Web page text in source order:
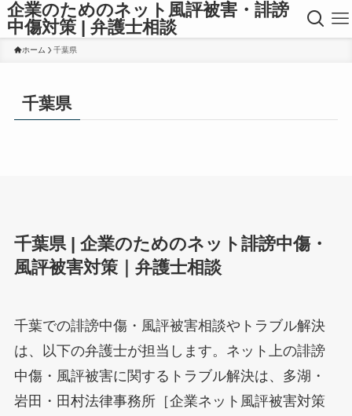
企業のためのネット風評被害・誹謗
中傷対策 | 弁護士相談
ホーム 千葉県
千葉県
千葉県 | 企業のためのネット誹謗中傷・
風評被害対策｜弁護士相談
千葉での誹謗中傷・風評被害相談やトラブル解決
は、以下の弁護士が担当します。ネット上の誹謗
中傷・風評被害に関するトラブル解決は、多湖・
岩田・田村法律事務所［企業ネット風評被害対策